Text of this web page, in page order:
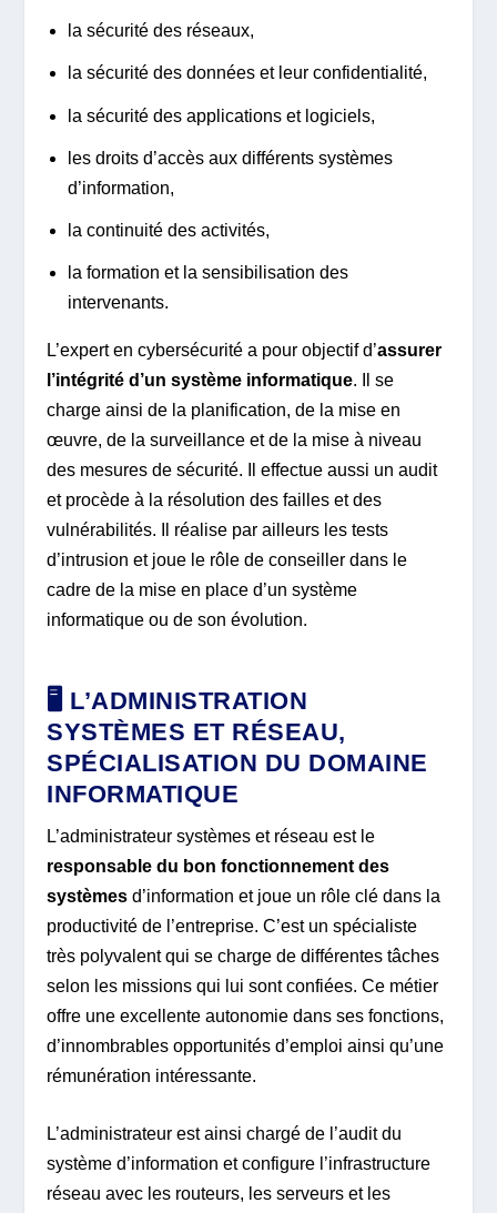
la sécurité des réseaux,
la sécurité des données et leur confidentialité,
la sécurité des applications et logiciels,
les droits d’accès aux différents systèmes
d’information,
la continuité des activités,
la formation et la sensibilisation des
intervenants.
L’expert en cybersécurité a pour objectif d’assurer
l’intégrité d’un système informatique. Il se
charge ainsi de la planification, de la mise en
œuvre, de la surveillance et de la mise à niveau
des mesures de sécurité. Il effectue aussi un audit
et procède à la résolution des failles et des
vulnérabilités. Il réalise par ailleurs les tests
d’intrusion et joue le rôle de conseiller dans le
cadre de la mise en place d’un système
informatique ou de son évolution.
🖥️ L’ADMINISTRATION
SYSTÈMES ET RÉSEAU,
SPÉCIALISATION DU DOMAINE
INFORMATIQUE
L’administrateur systèmes et réseau est le
responsable du bon fonctionnement des
systèmes d’information et joue un rôle clé dans la
productivité de l’entreprise. C’est un spécialiste
très polyvalent qui se charge de différentes tâches
selon les missions qui lui sont confiées. Ce métier
offre une excellente autonomie dans ses fonctions,
d’innombrables opportunités d’emploi ainsi qu’une
rémunération intéressante.
L’administrateur est ainsi chargé de l’audit du
système d’information et configure l’infrastructure
réseau avec les routeurs, les serveurs et les